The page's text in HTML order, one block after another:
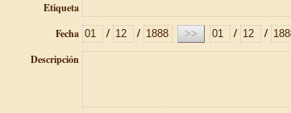
Etiqueta
Fecha
/ / / /
Descripción